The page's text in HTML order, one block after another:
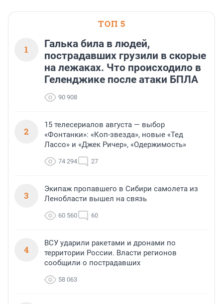
ТОП 5
1
Галька била в людей,
пострадавших грузили в скорые
на лежаках. Что происходило в
Геленджике после атаки БПЛА
90 908
2
15 телесериалов августа — выбор
«Фонтанки»: «Коп-звезда», новые «Тед
Лассо» и «Джек Ричер», «Одержимость»
74 294 27
3
Экипаж пропавшего в Сибири самолета из
Ленобласти вышел на связь
60 560 60
4
ВСУ ударили ракетами и дронами по
территории России. Власти регионов
сообщили о пострадавших
58 063